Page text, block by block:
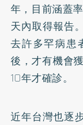
年，目前涵蓋
天內取得報告
去許多罕病患
後，才有機會
10年才確診。
近年台灣也逐